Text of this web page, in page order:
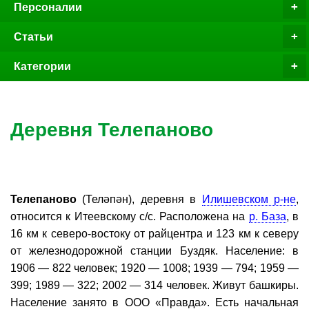
Персоналии
Статьи
Категории
Деревня Телепаново
Телепаново (Теләпән), деревня в Илишевском р-не,
относится к Итеевскому с/с. Расположена на р. База, в
16 км к северо-востоку от райцентра и 123 км к северу
от железнодорожной станции Буздяк. Население: в
1906 — 822 человек; 1920 — 1008; 1939 — 794; 1959 —
399; 1989 — 322; 2002 — 314 человек. Живут башкиры.
Население занято в ООО «Правда». Есть начальная